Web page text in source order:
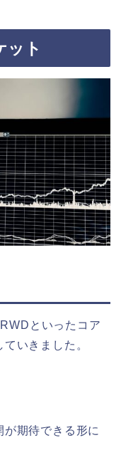
ット
といったコア
いきました。
期待できる形に